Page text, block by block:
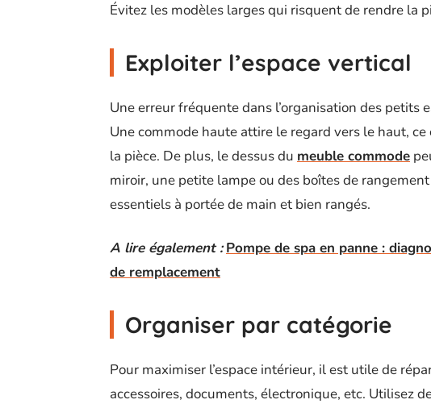
Évitez les modèles larges qui risquent de rendre la
Exploiter l’espace vertical
Une erreur fréquente dans l’organisation des petits
Une commode haute attire le regard vers le haut,
la pièce. De plus, le dessus du meuble commode
miroir, une petite lampe ou des boîtes de
essentiels à portée de main et bien rangés.
A lire également : Pompe de spa en panne :
de remplacement
Organiser par catégorie
Pour maximiser l’espace intérieur, il est utile de
accessoires, documents, électronique, etc. Utilisez